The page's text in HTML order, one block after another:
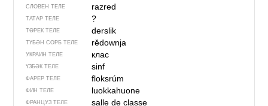
СЛОВЕН ТЕЛЕ razred
ТАТАР ТЕЛЕ ?
ТӨРЕК ТЕЛЕ derslik
ТҮБӘН СОРБ ТЕЛЕ rědownja
УКРАИН ТЕЛЕ клас
ҮЗБӘК ТЕЛЕ sinf
ФАРЕР ТЕЛЕ floksrúm
ФИН ТЕЛЕ luokkahuone
ФРАНЦУЗ ТЕЛЕ salle de classe